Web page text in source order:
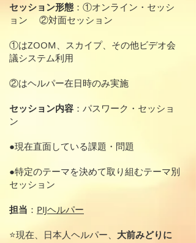
セッション形態 ：①オンライン・セッシ
ョン ②対面セッション
①はZOOM、スカイプ、その他ビデオ会
議システム利用
②はヘルパー在日時のみ実施
セッション内容 ：パスワーク・セッショ
ン
●現在直面している課題・問題
●特定のテーマを決めて取り組むテーマ別
セッション
担当 ： PIJヘルパー
​⭐️現在、日本人ヘルパー、 大前みどりに